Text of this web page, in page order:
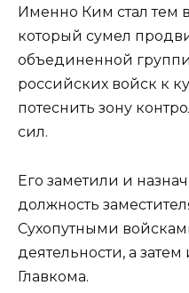
Именно Ким стал тем
который сумел
объединенной
российских войск к
потеснить зону
сил.
Его заметили и
должность
Сухопутными
деятельности, а
Главкома.